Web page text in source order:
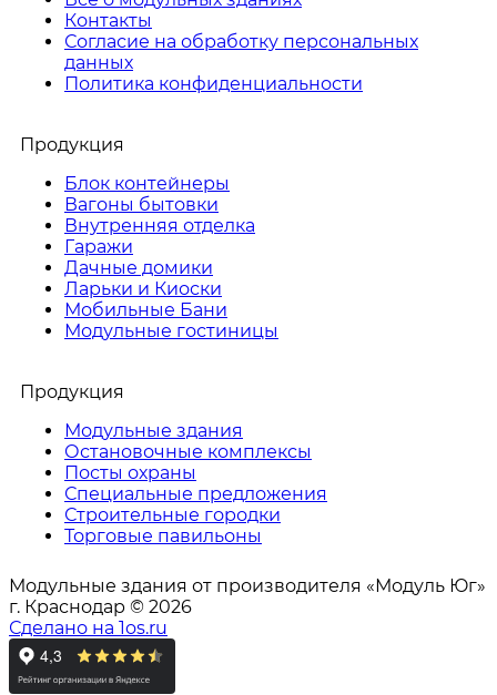
Контакты
Согласие на обработку персональных
данных
Политика конфиденциальности
Продукция
Блок контейнеры
Вагоны бытовки
Внутренняя отделка
Гаражи
Дачные домики
Ларьки и Киоски
Мобильные Бани
Модульные гостиницы
Продукция
Модульные здания
Остановочные комплексы
Посты охраны
Специальные предложения
Строительные городки
Торговые павильоны
Модульные здания от производителя «Модуль Юг»
г. Краснодар © 2026
Сделано на 1os.ru